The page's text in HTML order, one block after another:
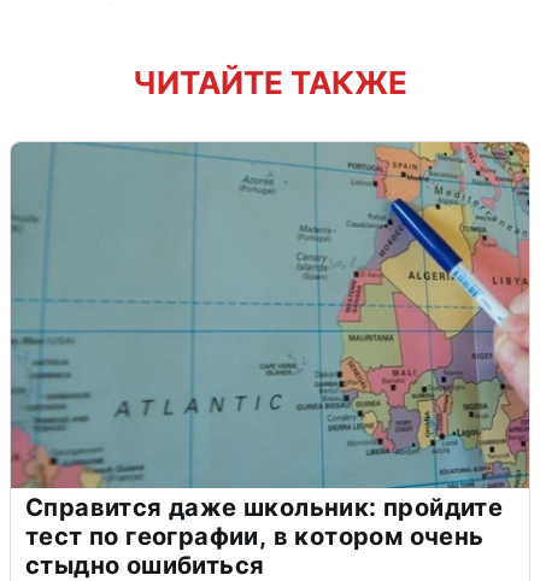
ЧИТАЙТЕ ТАКЖЕ
Справится даже школьник: пройдите
тест по географии, в котором очень
стыдно ошибиться